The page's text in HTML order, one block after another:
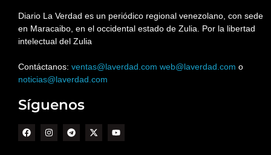
Diario La Verdad es un periódico regional venezolano, con sede
en Maracaibo, en el occidental estado de Zulia. Por la libertad
intelectual del Zulia
Contáctanos: ventas@laverdad.com web@laverdad.com o
noticias@laverdad.com
Síguenos